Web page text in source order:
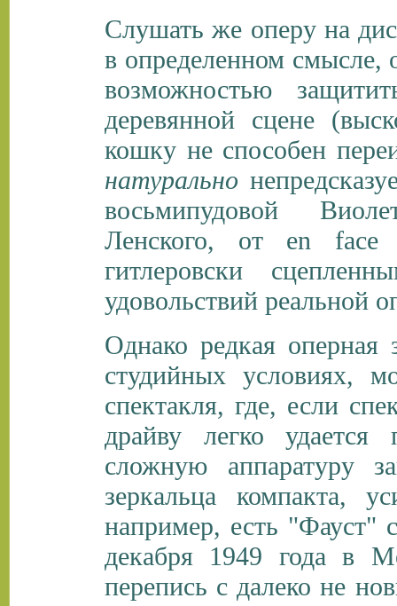
Слушать же оперу на
в определенном смысле,
возможностью
деревянной сцене
кошку не способен
натурально
восьмипудовой
Ленского, от en
гитлеровски
удовольствий реальной
Однако редкая оперная
студийных условиях,
спектакля, где, если
драйву легко удается
сложную аппаратуру
зеркальца компакта,
например, есть "Фауст"
декабря 1949 года в
перепись с далеко не